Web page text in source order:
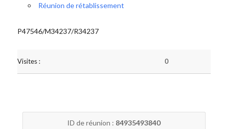
Réunion de rétablissement
P47546/M34237/R34237
Visites : 0
ID de réunion : 84935493840